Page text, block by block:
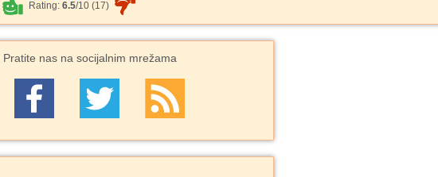
Rating: 6.5/10 (17)
Pratite nas na socijalnim mrežama